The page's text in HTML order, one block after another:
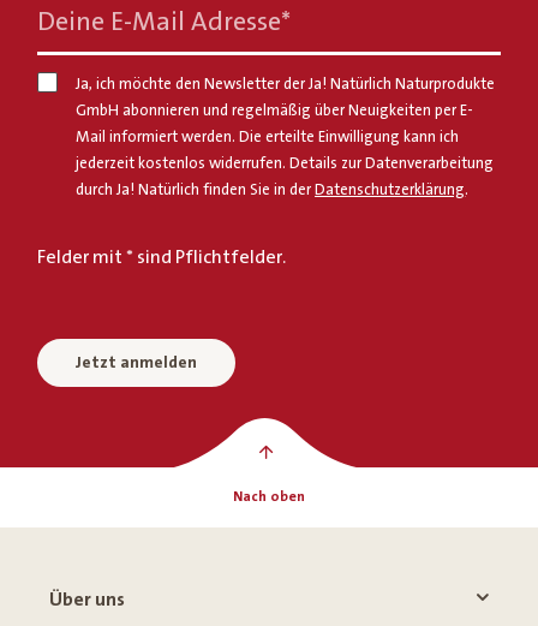
Deine E-Mail Adresse*
Ja, ich möchte den Newsletter der Ja! Natürlich Naturprodukte
GmbH abonnieren und regelmäßig über Neuigkeiten per E-
Mail informiert werden. Die erteilte Einwilligung kann ich
jederzeit kostenlos widerrufen. Details zur Datenverarbeitung
durch Ja! Natürlich finden Sie in der Datenschutzerklärung.
Felder mit * sind Pflichtfelder.
Jetzt anmelden
Nach oben
Über uns